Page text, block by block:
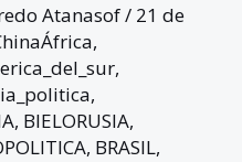
Atanasof/ 21 de
,
,
,
, BIELORUSIA,
, BRASIL,